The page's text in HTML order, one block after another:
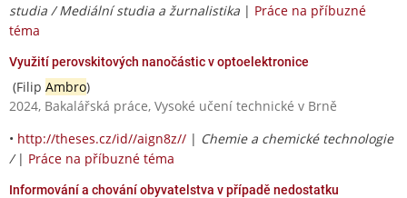
studia / Mediální studia a žurnalistika | Práce na příbuzné
téma
Využití perovskitových nanočástic v optoelektronice
(Filip Ambro)
2024, Bakalářská práce, Vysoké učení technické v Brně
• http://theses.cz/id//aign8z// | Chemie a chemické technologie
/ | Práce na příbuzné téma
Informování a chování obyvatelstva v případě nedostatku